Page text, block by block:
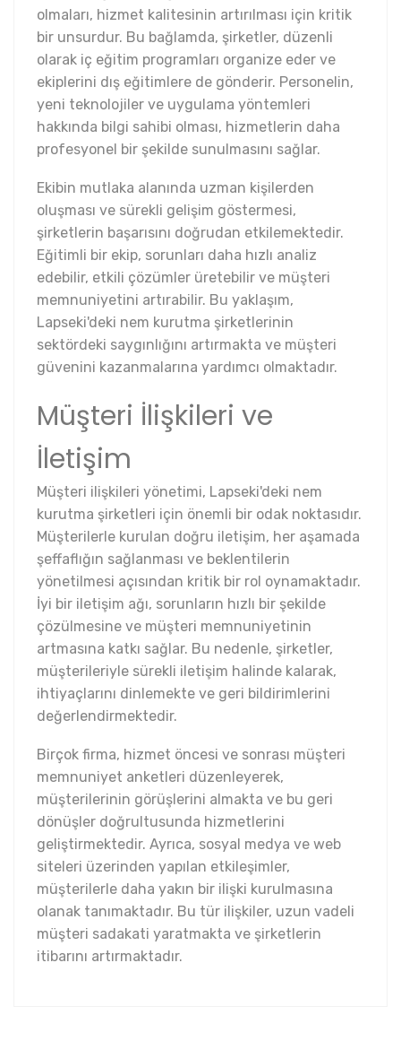
olmaları, hizmet kalitesinin artırılması için kritik
bir unsurdur. Bu bağlamda, şirketler, düzenli
olarak iç eğitim programları organize eder ve
ekiplerini dış eğitimlere de gönderir. Personelin,
yeni teknolojiler ve uygulama yöntemleri
hakkında bilgi sahibi olması, hizmetlerin daha
profesyonel bir şekilde sunulmasını sağlar.
Ekibin mutlaka alanında uzman kişilerden
oluşması ve sürekli gelişim göstermesi,
şirketlerin başarısını doğrudan etkilemektedir.
Eğitimli bir ekip, sorunları daha hızlı analiz
edebilir, etkili çözümler üretebilir ve müşteri
memnuniyetini artırabilir. Bu yaklaşım,
Lapseki'deki nem kurutma şirketlerinin
sektördeki saygınlığını artırmakta ve müşteri
güvenini kazanmalarına yardımcı olmaktadır.
Müşteri İlişkileri ve
İletişim
Müşteri ilişkileri yönetimi, Lapseki'deki nem
kurutma şirketleri için önemli bir odak noktasıdır.
Müşterilerle kurulan doğru iletişim, her aşamada
şeffaflığın sağlanması ve beklentilerin
yönetilmesi açısından kritik bir rol oynamaktadır.
İyi bir iletişim ağı, sorunların hızlı bir şekilde
çözülmesine ve müşteri memnuniyetinin
artmasına katkı sağlar. Bu nedenle, şirketler,
müşterileriyle sürekli iletişim halinde kalarak,
ihtiyaçlarını dinlemekte ve geri bildirimlerini
değerlendirmektedir.
Birçok firma, hizmet öncesi ve sonrası müşteri
memnuniyet anketleri düzenleyerek,
müşterilerinin görüşlerini almakta ve bu geri
dönüşler doğrultusunda hizmetlerini
geliştirmektedir. Ayrıca, sosyal medya ve web
siteleri üzerinden yapılan etkileşimler,
müşterilerle daha yakın bir ilişki kurulmasına
olanak tanımaktadır. Bu tür ilişkiler, uzun vadeli
müşteri sadakati yaratmakta ve şirketlerin
itibarını artırmaktadır.